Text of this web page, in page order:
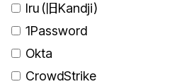
Iru (旧Kandji)
1Password
Okta
CrowdStrike